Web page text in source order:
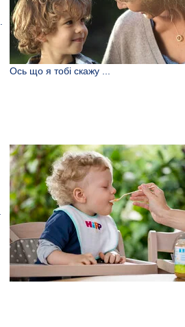
Ось що я тобі скажу ...